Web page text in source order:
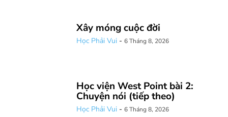
Xây móng cuộc đời
Học Phải Vui - 6 Tháng 8, 2026
Học viện West Point bài 2:
Chuyện nói (tiếp theo)
Học Phải Vui - 6 Tháng 8, 2026